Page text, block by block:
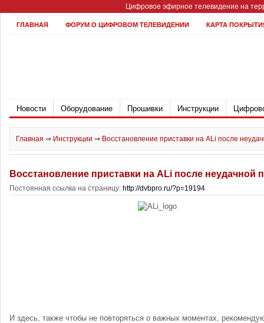
Цифровое эфирное телевидение на
ГЛАВНАЯ ФОРУМ О ЦИФРОВОМ ТЕЛЕВИДЕНИИ КАРТА
Новости Оборудование Прошивки Инструкции
Главная ⇒ Инструкции ⇒ Восстановление приставки на ALi после
Восстановление приставки на ALi после неудачной
Постоянная ссылка на страницу: http://dvbpro.ru/?p=19194
И здесь, также чтобы не повторяться о важных моментах,